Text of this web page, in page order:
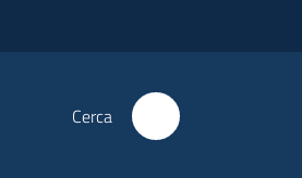
Cerca